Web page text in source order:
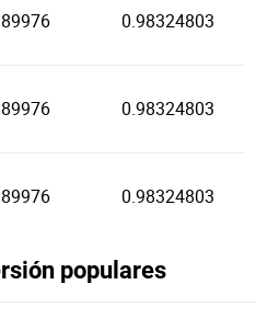
0.98324803
0.98324803
0.98324803
populares